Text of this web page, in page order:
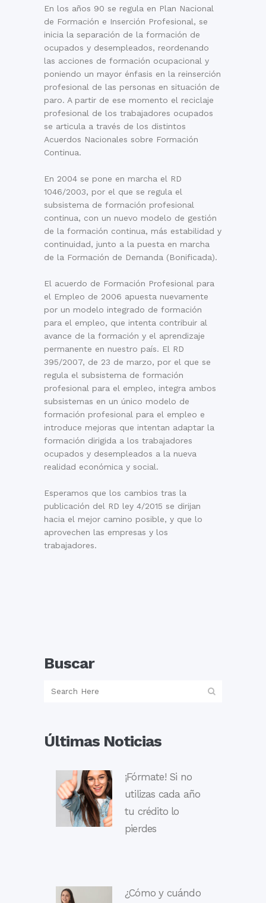
En los años 90 se regula en Plan Nacional
de Formación e Inserción Profesional, se
inicia la separación de la formación de
ocupados y desempleados, reordenando
las acciones de formación ocupacional y
poniendo un mayor énfasis en la reinserción
profesional de las personas en situación de
paro. A partir de ese momento el reciclaje
profesional de los trabajadores ocupados
se articula a través de los distintos
Acuerdos Nacionales sobre Formación
Continua.
En 2004 se pone en marcha el RD
1046/2003, por el que se regula el
subsistema de formación profesional
continua, con un nuevo modelo de gestión
de la formación continua, más estabilidad y
continuidad, junto a la puesta en marcha
de la Formación de Demanda (Bonificada).
El acuerdo de Formación Profesional para
el Empleo de 2006 apuesta nuevamente
por un modelo integrado de formación
para el empleo, que intenta contribuir al
avance de la formación y el aprendizaje
permanente en nuestro país. El RD
395/2007, de 23 de marzo, por el que se
regula el subsistema de formación
profesional para el empleo, integra ambos
subsistemas en un único modelo de
formación profesional para el empleo e
introduce mejoras que intentan adaptar la
formación dirigida a los trabajadores
ocupados y desempleados a la nueva
realidad económica y social.
Esperamos que los cambios tras la
publicación del RD ley 4/2015 se dirijan
hacia el mejor camino posible, y que lo
aprovechen las empresas y los
trabajadores.
Buscar
Últimas Noticias
¡Fórmate! Si no
utilizas cada año
tu crédito lo
pierdes
¿Cómo y cuándo